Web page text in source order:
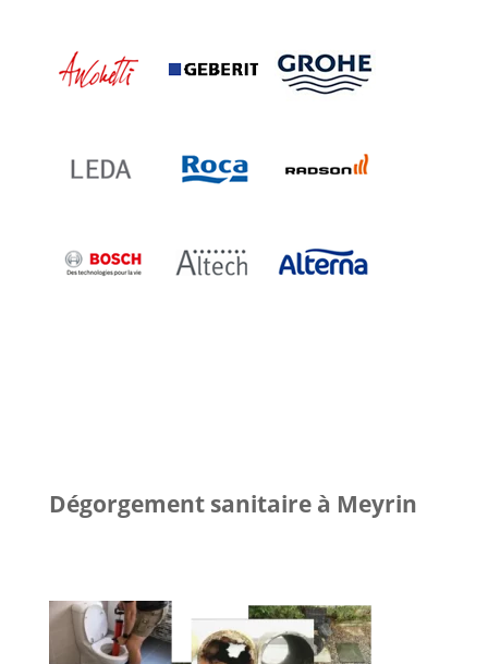
Dégorgement sanitaire à Meyrin